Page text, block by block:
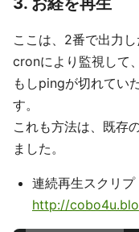
ここは、2番で出力
cronにより監視して、
もしpingが切れてい
す。
これも方法は、既存
ました。
連続再生スクリプ
http://